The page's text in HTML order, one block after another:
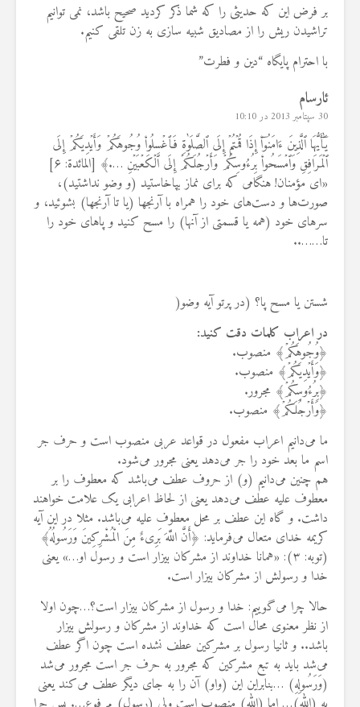
بر فرض این که حدیثی را که شما ذکر کردید صحیح باشد، نمی توانیم
تراشیدن ریش را از مصادیق شبیه سازی به زن تلقی کنیم.
با احترام پایگاه “دین و فطرت”
ئارسام
30 سپتامبر 2013 در 10:10
یَٰٓأَیُّهَا ٱلَّذِینَ ءَامَنُوٓاْ إِذَا قُمۡتُمۡ إِلَى ٱلصَّلَوٰةِ فَٱغۡسِلُواْ وُجُوهَکُمۡ وَأَیۡدِیَکُمۡ إِلَى
ٱلۡمَرَافِقِ وَٱمۡسَحُواْ بِرُءُوسِکُمۡ وَأَرۡجُلَکُمۡ إِلَى ٱلۡکَعۡبَیۡنِ ….﴾ [المائ‍دة: ۶]
«ای مؤمنان! هنگامی که برای نماز بپاخاستید (و وضو نداشتید)،
صورت‌ها و دست‌های خود را همراه با آرنجها (یا تا آرنجها) بشوئید، و
سرهای خود (همه یا قسمتی از آنها) را مسح کنید و پاهای خود را
تا……..
شستن یا مسح پا؟ (در پرتو آیه وضو(
در اعراب کلمات دقت کنید:
﴿وُجُوهَکُمۡ﴾ منصوب.
﴿وَأَیۡدِیَکُمۡ﴾ منصوب.
﴿بِرُءُوسِکُمۡ﴾ مجرور.
﴿وَأَرۡجُلَکُمۡ﴾ منصوب.
ما می‌دانیم اعراب مفعول در قواعد عربی منصوب است و حرف جر
اسم ما بعد خود را جر می‌دهد یعنی مجرور می‌شود.
هم چنین می‌دانیم (و) از حروف عطف می‌باشد که معطوف را بر
معطوف علیه عطف می‌دهد یعنی از لحاظ اعرابی یک علامت خواهند
داشت. و گاه این عطف بر محل معطوف علیه می‌باشد. مثلا در این آیه
کریمه خدای متعال می‌فرماید: ﴿أَنَّ اللَّهَ بَرِیءٌ مِنَ الْمُشْرِکِینَ وَرَسُولُهُ﴾
(توبه: ۳): «همانا خداوند از مشرکان بیزار است و رسول او…» یعنی
خدا و رسولش از مشرکان بیزار است.
حالا چرا می‌گوییم: خدا و رسول از مشرکان بیزار است؟…چون اولا
از نظر معنوی محال است که خداوند از مشرکان و رسولش بیزار
باشد.. و ثانیا رسول بر مشرکین عطف نشده است چون اگر عطف
می‌شد باید به تبع مشرکین که مجرور به حرف جر است مجرور می‌شد
(وَرَسُولِهِ) …بنابراین این (واو) آن را به جای دیگر عطف می‌کند یعنی